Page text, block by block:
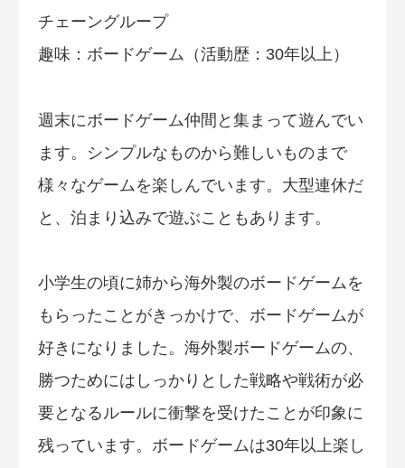
チェーングループ
趣味：ボードゲーム（活動歴：30年以上）
週末にボードゲーム仲間と集まって遊んでい
ます。シンプルなものから難しいものまで
様々なゲームを楽しんでいます。大型連休だ
と、泊まり込みで遊ぶこともあります。
小学生の頃に姉から海外製のボードゲームを
もらったことがきっかけで、ボードゲームが
好きになりました。海外製ボードゲームの、
勝つためにはしっかりとした戦略や戦術が必
要となるルールに衝撃を受けたことが印象に
残っています。ボードゲームは30年以上楽し